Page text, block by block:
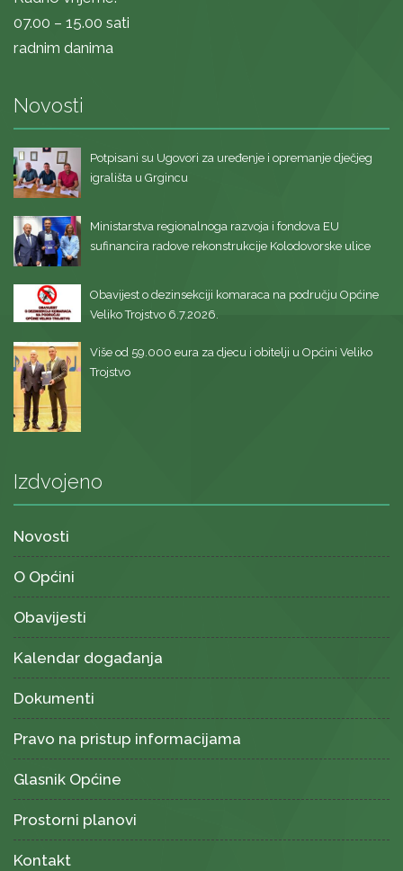
07.00 – 15.00 sati
radnim danima
Novosti
Potpisani su Ugovori za uređenje i opremanje dječjeg
igrališta u Grgincu
Ministarstva regionalnoga razvoja i fondova EU
sufinancira radove rekonstrukcije Kolodovorske ulice
Obavijest o dezinsekciji komaraca na području Općine
Veliko Trojstvo 6.7.2026.
Više od 59.000 eura za djecu i obitelji u Općini Veliko
Trojstvo
Izdvojeno
Novosti
O Općini
Obavijesti
Kalendar događanja
Dokumenti
Pravo na pristup informacijama
Glasnik Općine
Prostorni planovi
Kontakt